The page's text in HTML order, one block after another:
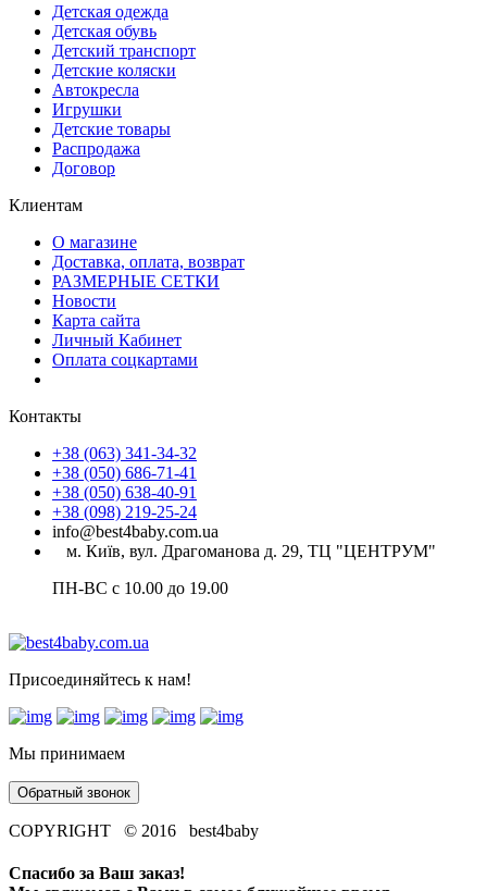
Детская одежда
Детская обувь
Детский транспорт
Детские коляски
Автокресла
Игрушки
Детские товары
Распродажа
Договор
Клиентам
О магазине
Доставка, оплата, возврат
РАЗМЕРНЫЕ СЕТКИ
Новости
Карта сайта
Личный Кабинет
Оплата соцкартами
Контакты
+38 (063) 341-34-32
+38 (050) 686-71-41
+38 (050) 638-40-91
+38 (098) 219-25-24
info@best4baby.com.ua
м. Київ, вул. Драгоманова д. 29, ТЦ "ЦЕНТРУМ"
ПН-ВС с 10.00 до 19.00
Присоединяйтесь к нам!
Мы принимаем
Обратный звонок
COPYRIGHT © 2016 best4baby
Спасибо за Ваш заказ!